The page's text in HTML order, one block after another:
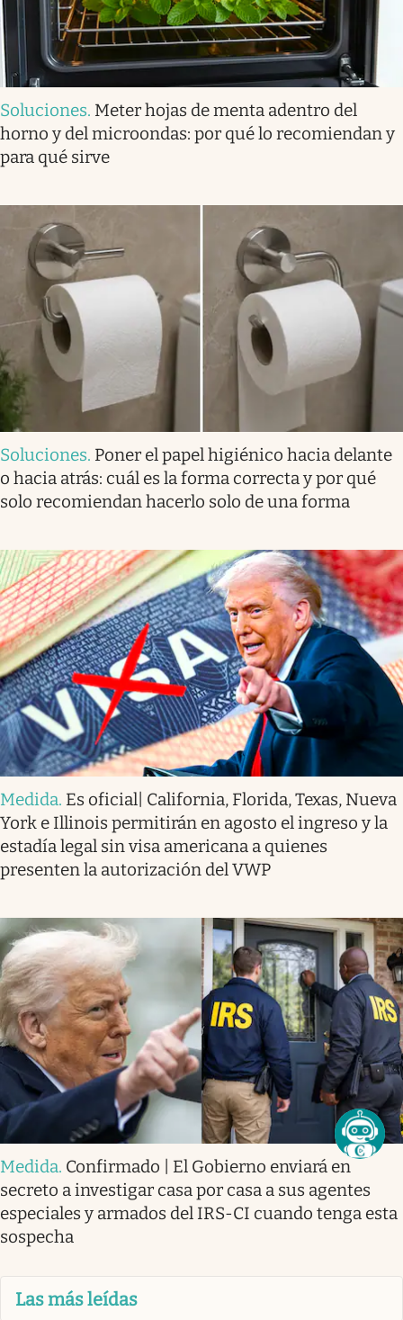
Soluciones. Meter hojas de menta adentro del
horno y del microondas: por qué lo recomiendan y
para qué sirve
Soluciones. Poner el papel higiénico hacia delante
o hacia atrás: cuál es la forma correcta y por qué
solo recomiendan hacerlo solo de una forma
Medida. Es oficial| California, Florida, Texas, Nueva
York e Illinois permitirán en agosto el ingreso y la
estadía legal sin visa americana a quienes
presenten la autorización del VWP
Medida. Confirmado | El Gobierno enviará en
secreto a investigar casa por casa a sus agentes
especiales y armados del IRS-CI cuando tenga esta
sospecha
Las más leídas